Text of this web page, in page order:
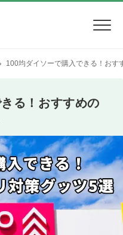
100均ダイソーで購入できる！おす
る！おすすめの